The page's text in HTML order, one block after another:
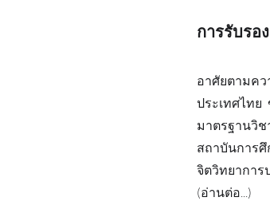
การรับร
อาศัยตามค
ประเทศไท
มาตรฐานวิ
สถาบันการ
จิตวิทยาการ
(อ่านต่อ...)